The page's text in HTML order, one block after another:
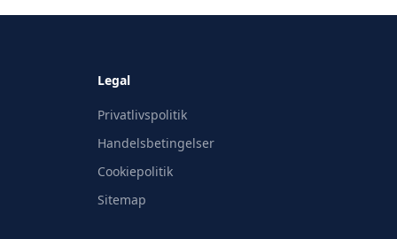
Legal
Privatlivspolitik
Handelsbetingelser
Cookiepolitik
Sitemap